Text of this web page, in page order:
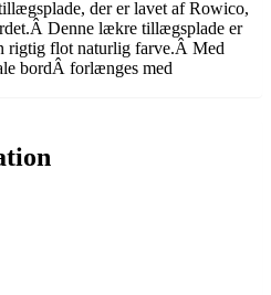
der er lavet af Rowico,
Denne lækre tillægsplade er
rigtig flot naturlig farve.Â Med
bordÂ forlænges med